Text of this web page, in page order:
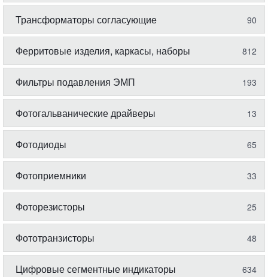
Трансформаторы согласующие 90
Ферритовые изделия, каркасы, наборы 812
Фильтры подавления ЭМП 193
Фотогальванические драйверы 13
Фотодиоды 65
Фотоприемники 33
Фоторезисторы 25
Фототранзисторы 48
Цифровые сегментные индикаторы 634